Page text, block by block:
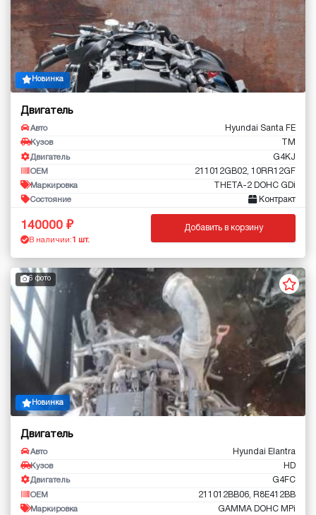
Новинка
Двигатель
Авто Hyundai Santa FE
Кузов TM
Двигатель G4KJ
OEM 211012GB02, 10RR12GF
Маркировка THETA-2 DOHC GDi
Состояние Контракт
140000
В наличии: 1 шт.
Добавить в корзину
6 фото
Новинка
Двигатель
Авто Hyundai Elantra
Кузов HD
Двигатель G4FC
OEM 211012BB06, R8E412BB
Маркировка GAMMA DOHC MPi